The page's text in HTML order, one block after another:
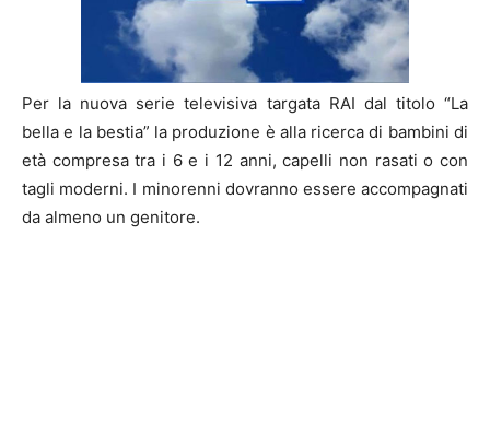
Per la nuova serie televisiva targata RAI dal titolo “La
bella e la bestia” la produzione è alla ricerca di bambini di
età compresa tra i 6 e i 12 anni, capelli non rasati o con
tagli moderni. I minorenni dovranno essere accompagnati
da almeno un genitore.